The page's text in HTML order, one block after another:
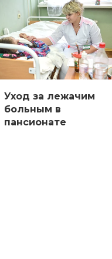
Уход за лежачим
больным в
пансионате